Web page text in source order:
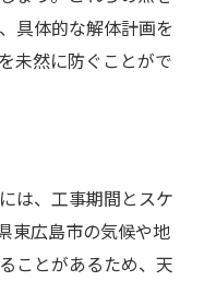
具体的な解体計画を
未然に防ぐことがで
は、工事期間とスケ
東広島市の気候や地
ことがあるため、天